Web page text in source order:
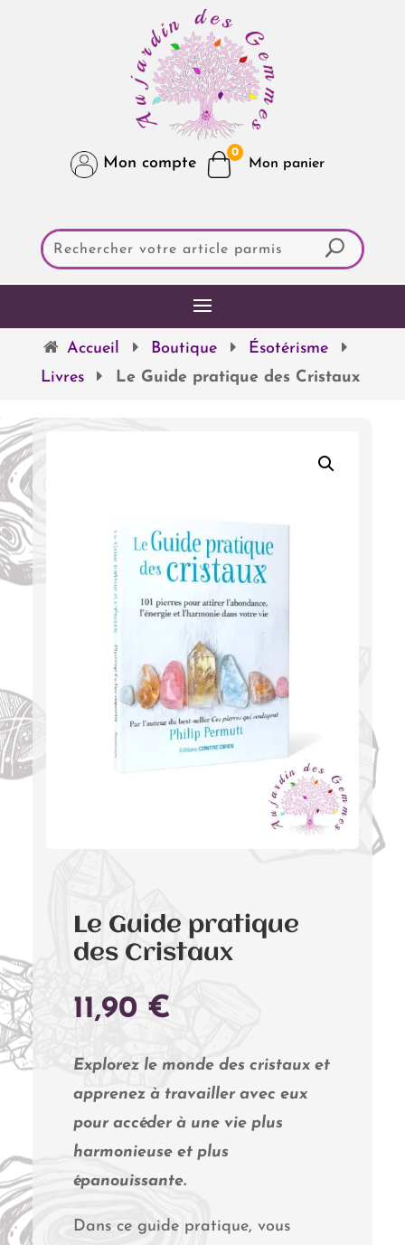
Mon compte
0
Accueil Boutique
Ésotérisme
Livres
Le Guide pratique des Cristaux
Le Guide pratique
des Cristaux
11,90 €
Explorez le monde des cristaux et
apprenez à travailler avec eux
pour accéder à une vie plus
harmonieuse et plus
épanouissante.
Dans ce guide pratique, vous